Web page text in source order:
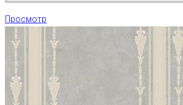
Просмотр